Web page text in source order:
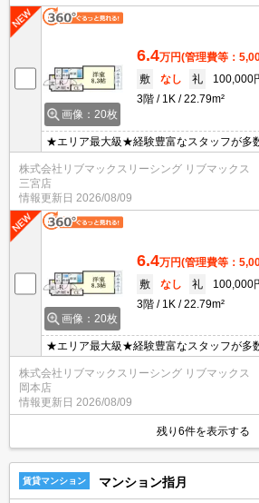
画像：20枚
6.4万円(管理費等：
敷
なし 礼
100,000
3階
1K 22.79m²
★エリア最大級★経験豊富なスタッフが多
望がありましたらお申し付けください！初
能！オンライン内覧・オンライン契約等弊
問題ありません♪弊社ではネットに掲載さ
可能になりますので気になる物件は全て申
株式会社リブマックスリーシング リブマックス
三宮店
情報更新日 2026/08/09
画像：20枚
6.4万円(管理費等：
敷
なし 礼
100,000
3階
1K 22.79m²
★エリア最大級★経験豊富なスタッフが多
能！オンライン内覧・オンライン契約等弊
問題ありません♪弊社ではネットに掲載さ
可能になりますので気になる物件は全て申
株式会社リブマックスリーシング リブマックス
岡本店
情報更新日 2026/08/09
残り6件を表示する
賃貸マンション マンション指月